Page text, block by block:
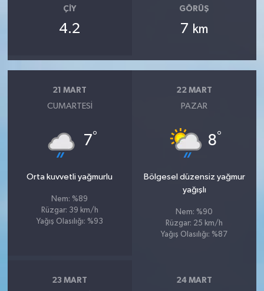
ÇIY
4.2
GÖRÜŞ
7 km
21 MART
CUMARTESI
7°
Orta kuvvetli yağmurlu
Nem: %89
Rüzgar: 39 km/h
Yağış Olasılığı: %93
22 MART
PAZAR
8°
Bölgesel düzensiz yağmur
yağışlı
Nem: %90
Rüzgar: 25 km/h
Yağış Olasılığı: %87
23 MART 24 MART